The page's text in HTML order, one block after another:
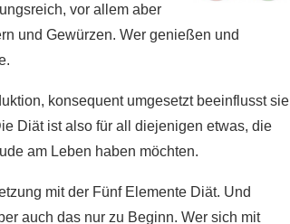
vor allem aber
und Gewürzen. Wer genießen und
konsequent umgesetzt beeinflusst sie
Diät ist also für all diejenigen etwas, die
am Leben haben möchten.
mit der Fünf Elemente Diät. Und
auch das nur zu Beginn. Wer sich mit